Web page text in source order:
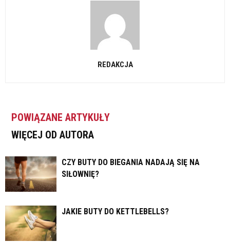
REDAKCJA
POWIĄZANE ARTYKUŁY
WIĘCEJ OD AUTORA
CZY BUTY DO BIEGANIA NADAJĄ SIĘ NA
SIŁOWNIĘ?
JAKIE BUTY DO KETTLEBELLS?